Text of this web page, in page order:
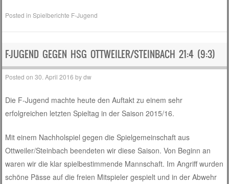
Posted inSpielberichte F-Jugend
F-JUGEND GEGEN HSG OTTWEILER/STEINBACH 21:4 (9:3)
Posted on30. April 2016 bydw
Die F-Jugend machte heute den Auftakt zu einem sehr
erfolgreichen letzten Spieltag in der Saison 2015/16.
Mit einem Nachholspiel gegen die Spielgemeinschaft aus
Ottweiler/Steinbach beendeten wir diese Saison. Von Beginn an
waren wir die klar spielbestimmende Mannschaft. Im Angriff wurden
schöne Pässe auf die freien Mitspieler gespielt und in der Abwehr